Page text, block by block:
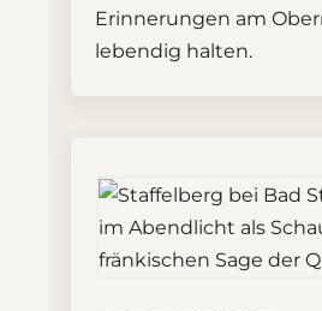
Erinnerungen am
lebendig halten.